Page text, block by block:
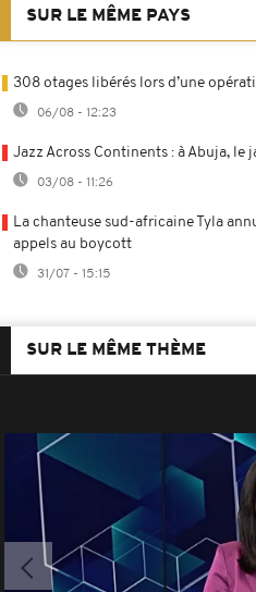
SUR LE MÊME PAYS
308 otages libérés lors d’une
06/08 - 12:23
Jazz Across Continents : à Abuja, le
03/08 - 11:26
La chanteuse sud-africaine Tyla
appels au boycott
31/07 - 15:15
SUR LE MÊME THÈME